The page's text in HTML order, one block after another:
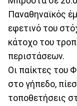
Παναθηναϊκός
εφετινό του
κάτοχο του
περιστάσεων.
Οι παίκτες του
στο γήπεδο,
τοποθετήσεις